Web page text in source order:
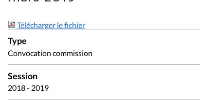
Télécharger le fichier
Type
Convocation commission
Session
2018 - 2019